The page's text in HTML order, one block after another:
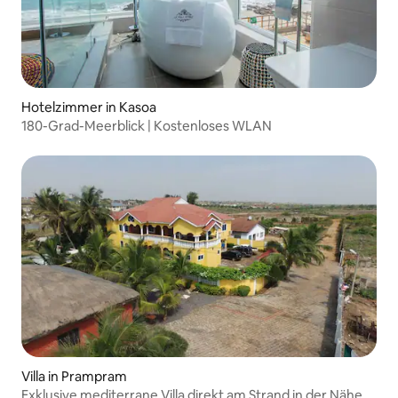
Hotelzimmer in Kasoa
180-Grad-Meerblick | Kostenloses WLAN
Villa in Prampram